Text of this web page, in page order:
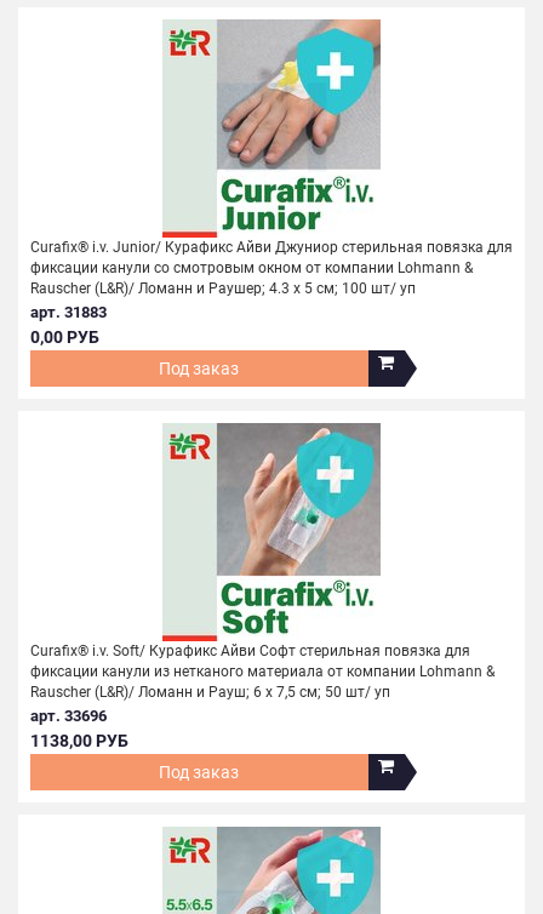
Curafix® i.v. Junior/ Курафикс Айви Джуниор стерильная повязка для
фиксации канули со смотровым окном от компании Lohmann &
Rauscher (L&R)/ Ломанн и Раушер; 4.3 х 5 см; 100 шт/ уп
арт. 31883
0,00 РУБ
Под заказ
Curafix® i.v. Soft/ Курафикс Айви Софт стерильная повязка для
фиксации канули из нетканого материала от компании Lohmann &
Rauscher (L&R)/ Ломанн и Рауш; 6 х 7,5 см; 50 шт/ уп
арт. 33696
1138,00 РУБ
Под заказ